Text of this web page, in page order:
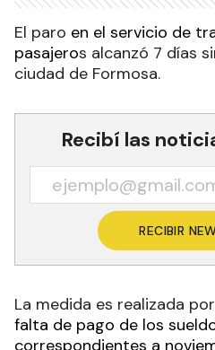
El paro en el servicio de
pasajeros alcanzó 7 días
ciudad de Formosa.
Recibí las
RECIBIR
La medida es realizada
falta de pago de los
correspondientes a